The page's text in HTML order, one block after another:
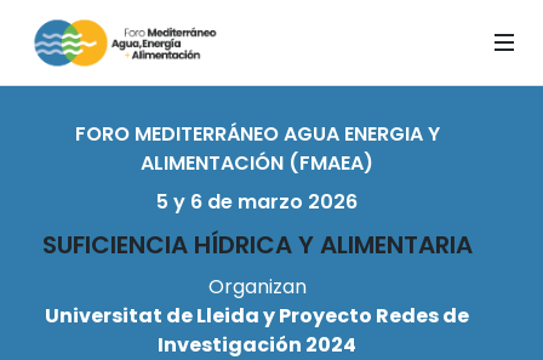
FORO MEDITERRÁNEO AGUA ENERGIA Y
ALIMENTACIÓN (FMAEA)
5 y 6 de marzo 2026
SUFICIENCIA HÍDRICA Y ALIMENTARIA
Organizan
Universitat de Lleida y Proyecto Redes de
Investigación 2024